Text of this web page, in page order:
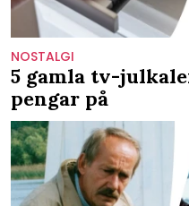
NOSTALGI
5 gamla tv-
pengar på